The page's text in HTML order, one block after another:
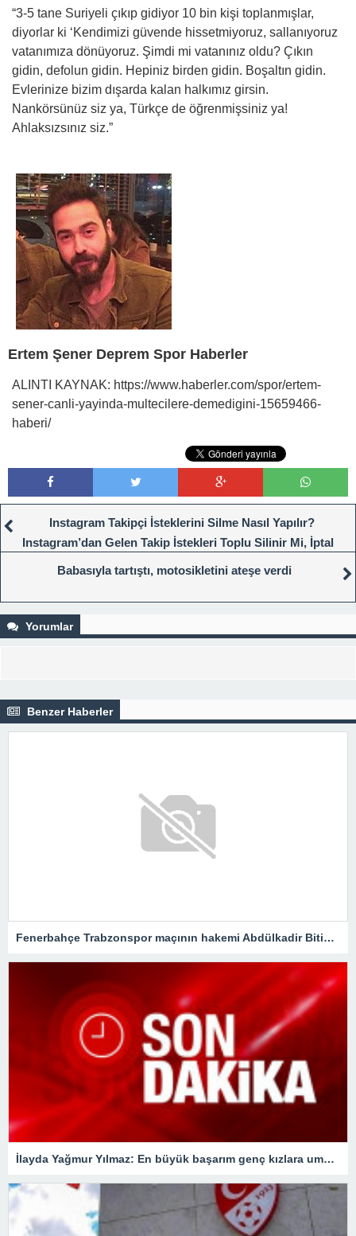
“3-5 tane Suriyeli çıkıp gidiyor 10 bin kişi toplanmışlar,
diyorlar ki ‘Kendimizi güvende hissetmiyoruz, sallanıyoruz
vatanımıza dönüyoruz. Şimdi mi vatanınız oldu? Çıkın
gidin, defolun gidin. Hepiniz birden gidin. Boşaltın gidin.
Evlerinize bizim dışarda kalan halkımız girsin.
Nankörsünüz siz ya, Türkçe de öğrenmişsiniz ya!
Ahlaksızsınız siz.”
Ertem Şener Deprem Spor Haberler
ALINTI KAYNAK: https://www.haberler.com/spor/ertem-
sener-canli-yayinda-multecilere-demedigini-15659466-
haberi/
Instagram Takipçi İsteklerini Silme Nasıl Yapılır?
Instagram’dan Gelen Takip İstekleri Toplu Silinir Mi, İptal
Edilir Mi?
Babasıyla tartıştı, motosikletini ateşe verdi
Yorumlar
Benzer Haberler
Fenerbahçe Trabzonspor maçının hakemi Abdülkadir Bitigen oldu!Spor Toto Süper Lig
İlayda Yağmur Yılmaz: En büyük başarım genç kızlara umut olmak